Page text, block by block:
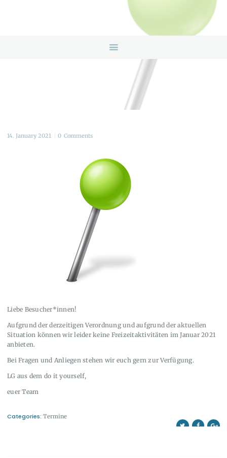
14. January 2021 0 Comments
Liebe Besucher*innen!
Aufgrund der derzeitigen Verordnung und aufgrund der aktuellen
Situation können wir leider keine Freizeitaktivitäten im Januar 2021
anbieten.
Bei Fragen und Anliegen stehen wir euch gern zur Verfügung.
LG aus dem do it yourself,
euer Team
Categories: Termine